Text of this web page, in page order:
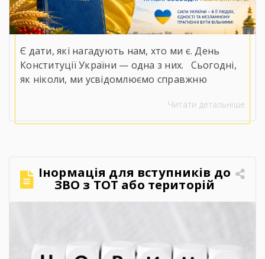
Є дати, які нагадують нам, хто ми є. День
Конституції України — одна з них.⠀Сьогодні,
як ніколи, ми усвідомлюємо справжню
«незалежність».⠀У непрості для нашої
держави часи положення Конституції
незламній вірі, що правда, справедливість і
[…]
Читати детальніше
Інормація для вступників до
ЗВО з ТОТ або територій
активних бойових дій.